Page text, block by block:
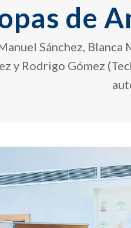
de
Sánchez, Blanca
y Rodrigo Gómez